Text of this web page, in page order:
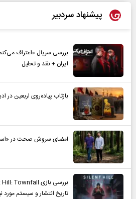
پیشنهاد سردبیر
بررسی سریال «اعتراف
ایران + نقد و تحلیل
بازتاب پیاده‌روی اربعین در
امضای سروش صحت در
تاریخ انتشار و سیستم مورد